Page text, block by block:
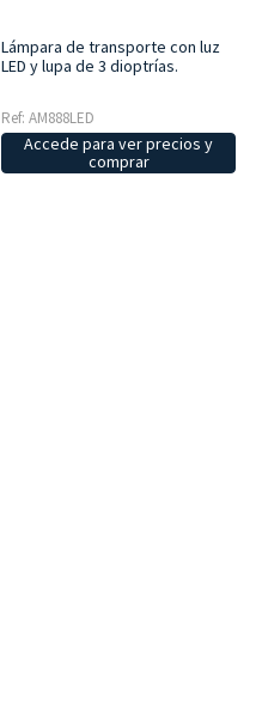
Lámpara de transporte con luz
LED y lupa de 3 dioptrías.
Ref: AM888LED
Accede para ver precios y
comprar